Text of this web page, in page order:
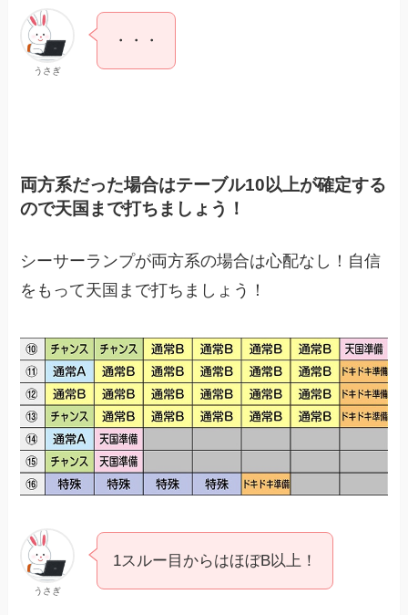
うさぎ
・・・
両方系だった場合はテーブル10以上が確定する
ので天国まで打ちましょう！
シーサーランプが両方系の場合は心配なし！自信
をもって天国まで打ちましょう！
うさぎ
1スルー目からはほぼB以上！